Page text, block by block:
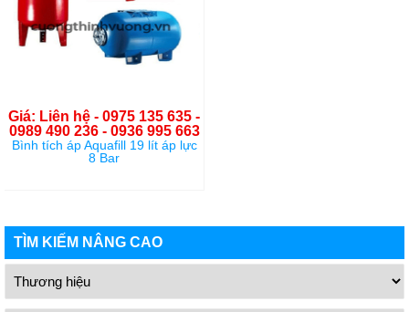
Giá: Liên hệ - 0975 135 635 -
0989 490 236 - 0936 995 663
Bình tích áp Aquafill 19 lít áp lực
8 Bar
TÌM KIẾM NÂNG CAO